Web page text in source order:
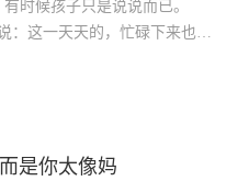
时候孩子只是说说而已。
这一天天的，忙碌下来也感
晚上一定要去打
是你太像妈